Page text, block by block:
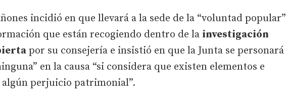
incidió en que llevará a la sede de la “voluntad popular”
que están recogiendo dentro de la investigación
por su consejería e insistió en que la Junta se personará
en la causa “si considera que existen elementos e
perjuicio patrimonial”.